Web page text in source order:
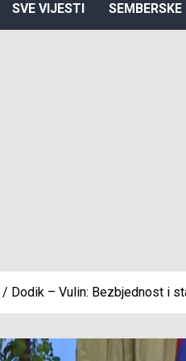
SVE VIJESTI SEMBERSKE
Dodik – Vulin: Bezbjednost i